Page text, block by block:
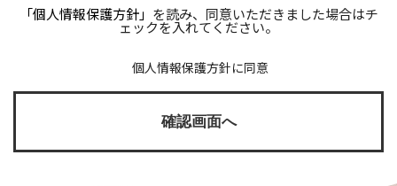
「個人情報保護方針」 を読み、同意いただきました場合はチ
ェックを入れてください。
個人情報保護方針に同意